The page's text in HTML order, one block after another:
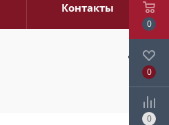
Контакты
0
0
0